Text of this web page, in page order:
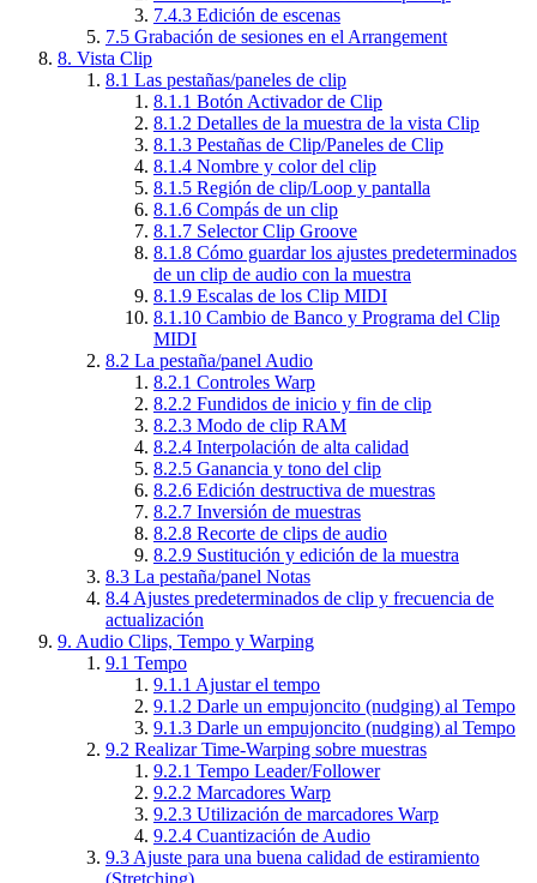
7.4.3 Edición de escenas
7.5 Grabación de sesiones en el Arrangement
8. Vista Clip
8.1 Las pestañas/paneles de clip
8.1.1 Botón Activador de Clip
8.1.2 Detalles de la muestra de la vista Clip
8.1.3 Pestañas de Clip/Paneles de Clip
8.1.4 Nombre y color del clip
8.1.5 Región de clip/Loop y pantalla
8.1.6 Compás de un clip
8.1.7 Selector Clip Groove
8.1.8 Cómo guardar los ajustes predeterminados
de un clip de audio con la muestra
8.1.9 Escalas de los Clip MIDI
8.1.10 Cambio de Banco y Programa del Clip
MIDI
8.2 La pestaña/panel Audio
8.2.1 Controles Warp
8.2.2 Fundidos de inicio y fin de clip
8.2.3 Modo de clip RAM
8.2.4 Interpolación de alta calidad
8.2.5 Ganancia y tono del clip
8.2.6 Edición destructiva de muestras
8.2.7 Inversión de muestras
8.2.8 Recorte de clips de audio
8.2.9 Sustitución y edición de la muestra
8.3 La pestaña/panel Notas
8.4 Ajustes predeterminados de clip y frecuencia de
actualización
9. Audio Clips, Tempo y Warping
9.1 Tempo
9.1.1 Ajustar el tempo
9.1.2 Darle un empujoncito (nudging) al Tempo
9.1.3 Darle un empujoncito (nudging) al Tempo
9.2 Realizar Time-Warping sobre muestras
9.2.1 Tempo Leader/Follower
9.2.2 Marcadores Warp
9.2.3 Utilización de marcadores Warp
9.2.4 Cuantización de Audio
9.3 Ajuste para una buena calidad de estiramiento
(Stretching)